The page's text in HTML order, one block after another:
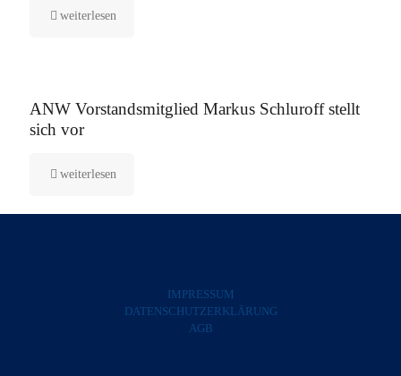
weiterlesen
ANW Vorstandsmitglied Markus Schluroff stellt
sich vor
weiterlesen
IMPRESSUM
DATENSCHUTZERKLÄRUNG
AGB